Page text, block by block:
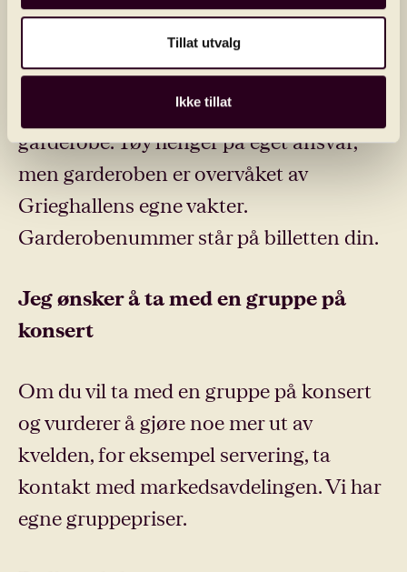
Tillat utvalg
Ikke tillat
I foajeen er det ubetjent og gratis
garderobe. Tøy henger på eget ansvar,
men garderoben er overvåket av
Grieghallens egne vakter.
Garderobenummer står på billetten din.
Jeg ønsker å ta med en gruppe på
konsert
Om du vil ta med en gruppe på konsert
og vurderer å gjøre noe mer ut av
kvelden, for eksempel servering, ta
kontakt med markedsavdelingen. Vi har
egne gruppepriser.